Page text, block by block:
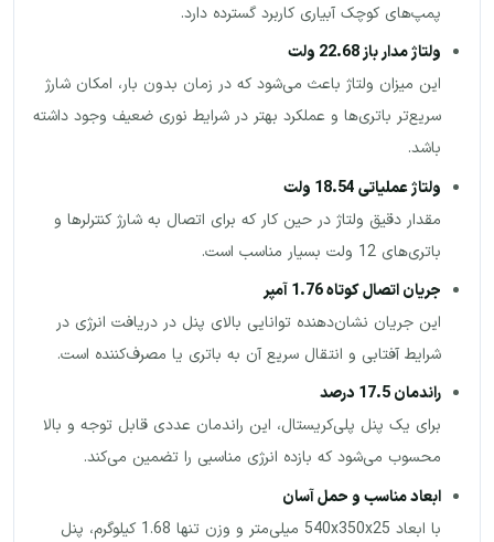
پمپ‌های کوچک آبیاری کاربرد گسترده دارد.
ولتاژ مدار باز 22.68 ولت
این میزان ولتاژ باعث می‌شود که در زمان بدون بار، امکان شارژ
سریع‌تر باتری‌ها و عملکرد بهتر در شرایط نوری ضعیف وجود داشته
باشد.
ولتاژ عملیاتی 18.54 ولت
مقدار دقیق ولتاژ در حین کار که برای اتصال به شارژ کنترلرها و
باتری‌های 12 ولت بسیار مناسب است.
جریان اتصال کوتاه 1.76 آمپر
این جریان نشان‌دهنده توانایی بالای پنل در دریافت انرژی در
شرایط آفتابی و انتقال سریع آن به باتری یا مصرف‌کننده است.
راندمان 17.5 درصد
برای یک پنل پلی‌کریستال، این راندمان عددی قابل توجه و بالا
محسوب می‌شود که بازده انرژی مناسبی را تضمین می‌کند.
ابعاد مناسب و حمل آسان
با ابعاد 540x350x25 میلی‌متر و وزن تنها 1.68 کیلوگرم، پنل